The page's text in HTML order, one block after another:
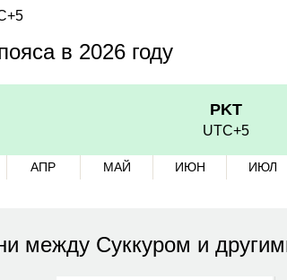
в 2026 году
PKT
UTC+5
АПР МАЙ ИЮН ИЮЛ
между Суккуром и